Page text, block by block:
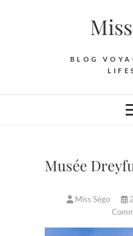
BLOG
Musée
Miss Ségo